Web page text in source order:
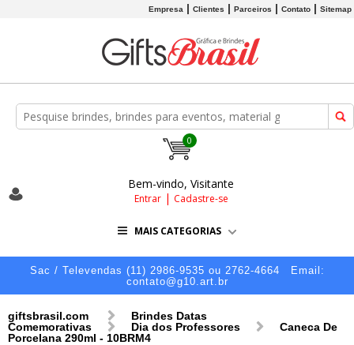
Empresa Clientes Parceiros Contato Sitemap
0
Bem-vindo, Visitante
Entrar| Cadastre-se
MAIS CATEGORIAS
Sac / Televendas (11) 2986-9535 ou 2762-4664
Email:
contato@g10.art.br
giftsbrasil.com
Brindes Datas
Comemorativas
Dia dos Professores
Caneca De
Porcelana 290ml - 10BRM4